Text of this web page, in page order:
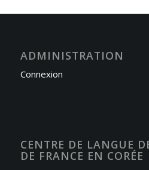
ADMINISTRATION
Connexion
CENTRE DE LANGUE
DE FRANCE EN CORÉE